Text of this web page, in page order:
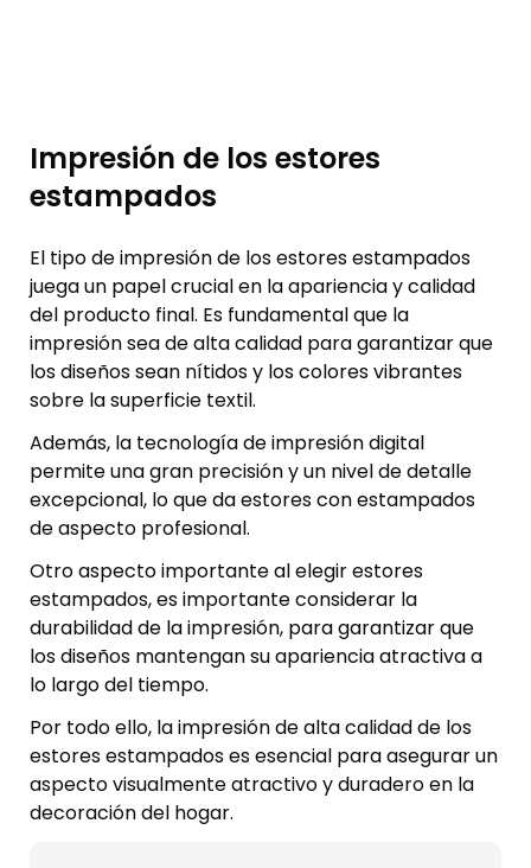
Impresión de los estores
estampados
El tipo de impresión de los estores estampados
juega un papel crucial en la apariencia y calidad
del producto final. Es fundamental que la
impresión sea de alta calidad para garantizar que
los diseños sean nítidos y los colores vibrantes
sobre la superficie textil.
Además, la tecnología de impresión digital
permite una gran precisión y un nivel de detalle
excepcional, lo que da estores con estampados
de aspecto profesional.
Otro aspecto importante al elegir estores
estampados, es importante considerar la
durabilidad de la impresión, para garantizar que
los diseños mantengan su apariencia atractiva a
lo largo del tiempo.
Por todo ello, la impresión de alta calidad de los
estores estampados es esencial para asegurar un
aspecto visualmente atractivo y duradero en la
decoración del hogar.